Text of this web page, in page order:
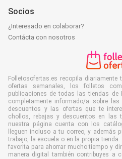
Socios
¿Interesado en colaborar?
Contácta con nosotros
Folletosofertas.es recopila
ofertas semanales, los folletos
publicaciones de todas las tiendas de
completamente informado/a sobre
descuentos y las ofertas que te
chollos, rebajas y descuentos en las
nuestra página cuenta con los
lleguen incluso a tu correo, y además
trabajo, la escuela o en la propia
favorita para ahorrar mucho tiempo y
manera digital también contribuyes a